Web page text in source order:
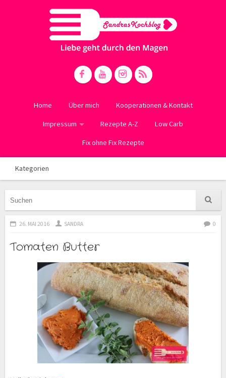
Home Über mich Kooperationen & Kontakt
Impressum Rezepte A-Z Low Carb
Fix ohne Fix Rezepte
Kategorien
26. MAI 2016 SANDRA 0
Tomaten Butter